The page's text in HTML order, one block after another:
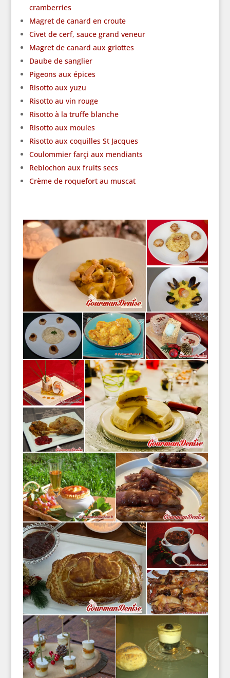
cramberries
Magret de canard en croute
Civet de cerf, sauce grand veneur
Magret de canard aux griottes
Daube de sanglier
Pigeons aux épices
Risotto aux yuzu
Risotto au vin rouge
Risotto à la truffe blanche
Risotto aux moules
Risotto aux coquilles St Jacques
Coulommier farçi aux mendiants
Reblochon aux fruits secs
Crème de roquefort au muscat